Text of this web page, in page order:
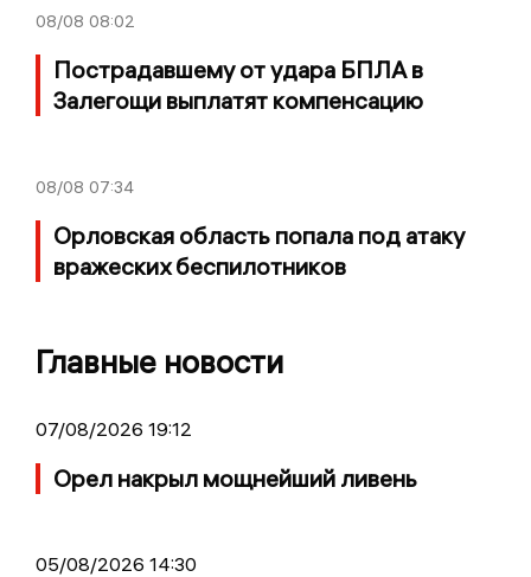
08/08 08:02
Пострадавшему от удара БПЛА в
Залегощи выплатят компенсацию
08/08 07:34
Орловская область попала под атаку
вражеских беспилотников
Главные новости
07/08/2026 19:12
Орел накрыл мощнейший ливень
05/08/2026 14:30